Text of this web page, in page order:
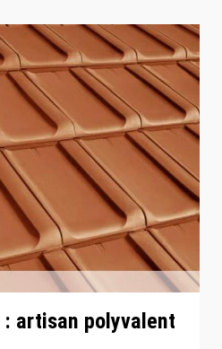
: artisan polyvalent